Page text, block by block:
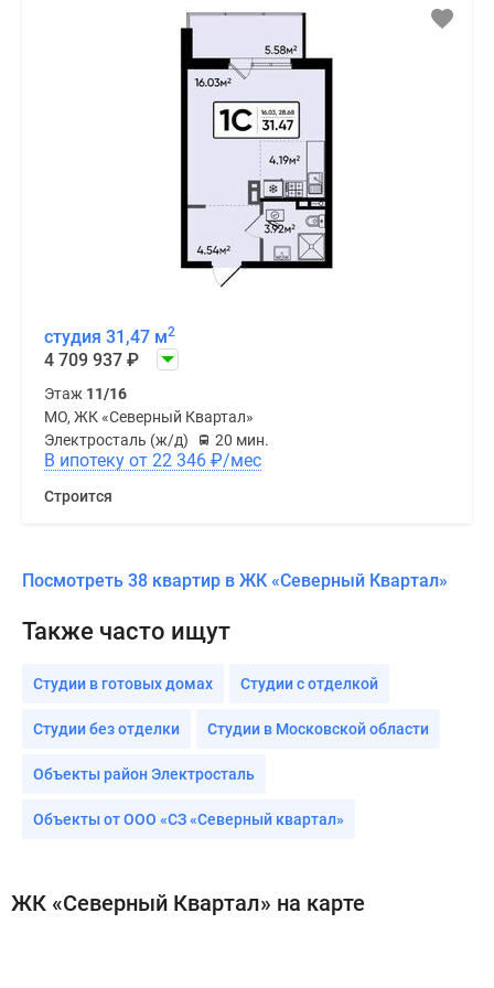
студия 31,47 м2
4 709 937 ₽
Этаж 11/16
МО, ЖК «Северный Квартал»
Электросталь (ж/д)
20 мин.
В ипотеку от 22 346 ₽/мес
Строится
Посмотреть 38 квартир в ЖК «Северный Квартал»
Также часто ищут
Студии в готовых домах Студии с отделкой
Студии без отделки Студии в Московской области
Объекты район Электросталь
Объекты от ООО «СЗ «Северный квартал»
ЖК «Северный Квартал» на карте